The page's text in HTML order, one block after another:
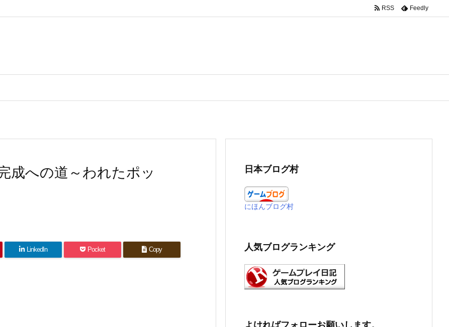
RSS Feedly
への道～われたポッ
LinkedIn Pocket Copy
日本ブログ村
にほんブログ村
人気ブログランキング
よければフォローお願いします。